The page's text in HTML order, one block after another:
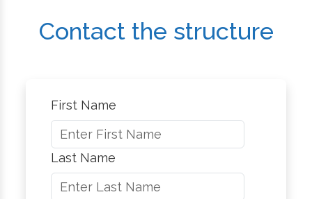
Contact the structure
First Name
Last Name